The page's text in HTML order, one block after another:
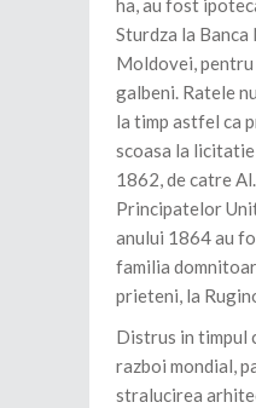
ha, au fost
Sturdza la Banca
Moldovei, pentru
galbeni. Ratele
la timp astfel ca
scoasa la
1862, de catre
Principatelor
anului 1864 au
familia
prieteni, la
Distrus in timpul
razboi mondial,
stralucirea